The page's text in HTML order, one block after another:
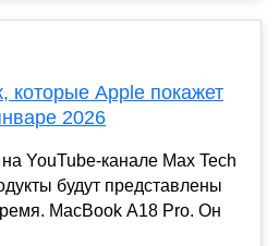
которые Apple покажет
2026
YouTube-канале Max Tech
будут представлены
MacBook A18 Pro. Он